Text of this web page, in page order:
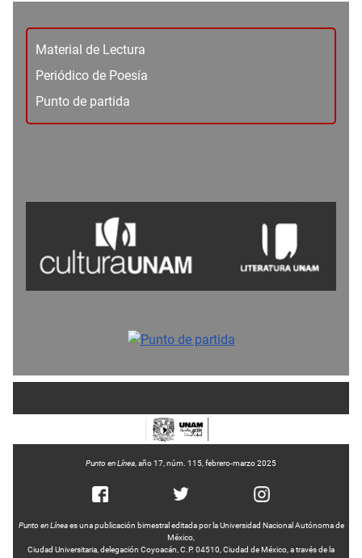
Material de Lectura
Periódico de Poesía
Punto de partida
Punto en Línea , año 17, núm. 115, febrero-marzo 2025
Punto en Líneaes una publicación bimestral editada por la Universidad Nacional Autónoma de
México,
Ciudad Universitaria, delegación Coyoacán, C.P. 04510, Ciudad de México, a través de la